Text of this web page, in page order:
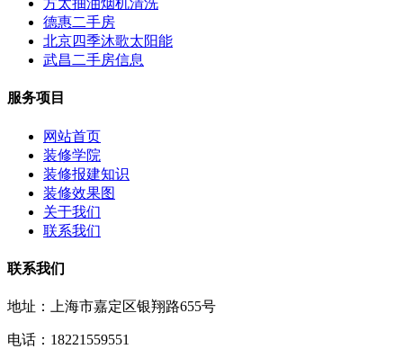
方太抽油烟机清洗
德惠二手房
北京四季沐歌太阳能
武昌二手房信息
服务项目
网站首页
装修学院
装修报建知识
装修效果图
关于我们
联系我们
联系我们
地址：上海市嘉定区银翔路655号
电话：18221559551